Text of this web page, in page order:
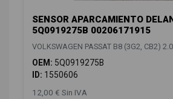
SENSOR APARCAMIENTO
5Q0919275B 00206171915
VOLKSWAGEN PASSAT B8 (3G2, CB2)
OEM: 5Q0919275B
ID: 1550606
12,00 € Sin IVA